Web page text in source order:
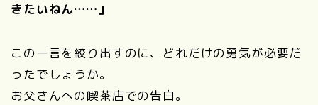
きたいねん……」
この一言を絞り出すのに、どれだけの勇気が必要だ
ったでしょうか。
お父さんへの喫茶店での告白。